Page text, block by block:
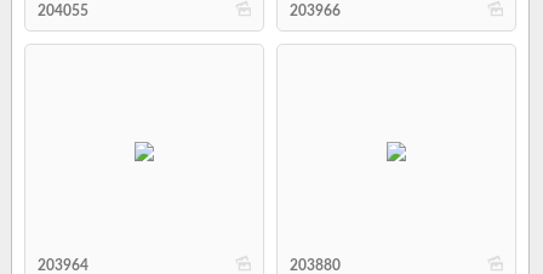
b
204055 b
203966
b
203964 b
203880